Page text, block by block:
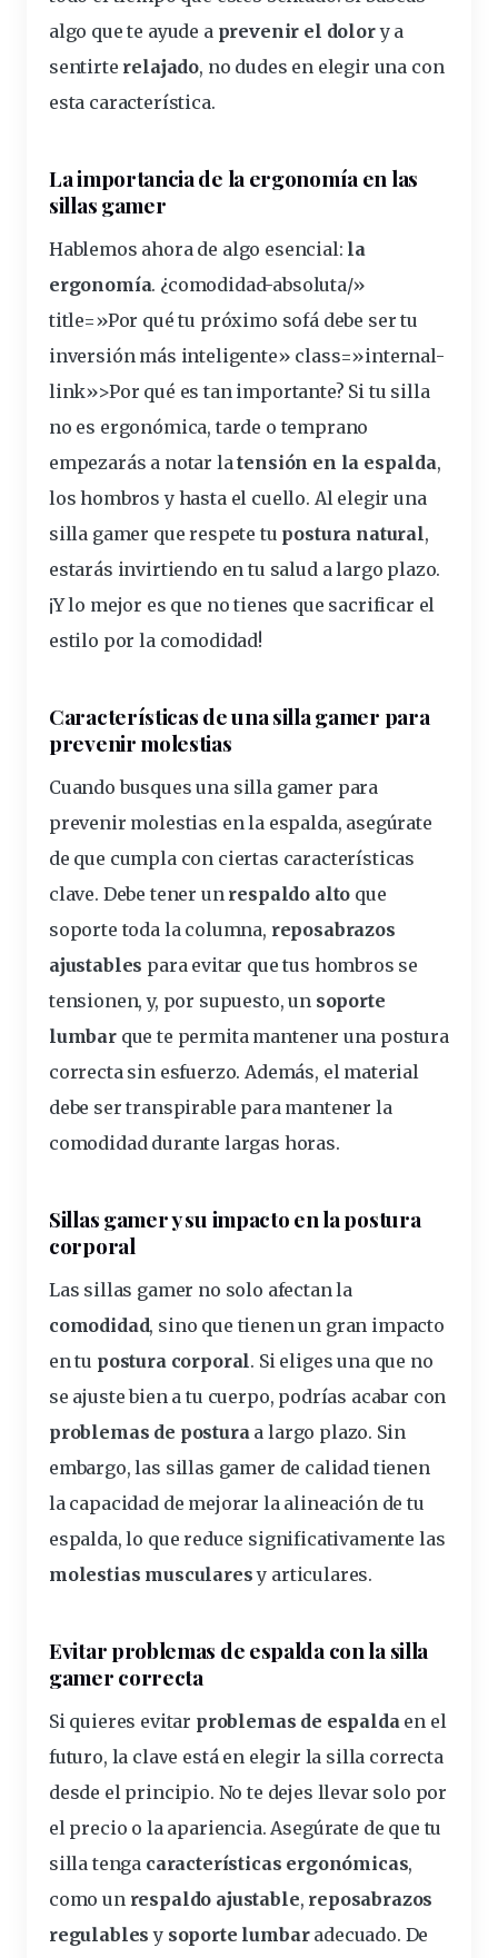
algo que te ayude a prevenir el dolory a
sentirte relajado, no dudes en elegir una con
esta característica.
La importancia de la ergonomía en las
sillas gamer
Hablemos ahora de algo esencial: la
ergonomía. ¿comodidad-absoluta/»
title=»Por qué tu próximo sofá debe ser tu
inversión más inteligente» class=»internal-
link»>Por qué es tan importante? Si tu silla
no es ergonómica, tarde o temprano
empezarás a notar latensión en la espalda,
los hombros y hasta el cuello. Al elegir una
silla gamer que respete tu postura natural,
estarás invirtiendo en tu salud a largo plazo.
¡Y lo mejor es que no tienes que sacrificar el
estilo por la comodidad!
Características de una silla gamer para
prevenir molestias
Cuando busques una silla gamer para
prevenir molestias en la espalda, asegúrate
de que cumpla con ciertas características
clave. Debe tener un respaldo alto que
soporte toda la columna, reposabrazos
ajustables para evitar que tus hombros se
tensionen, y, por supuesto, un soporte
lumbarque te permita mantener una postura
correcta sin esfuerzo. Además, el material
debe ser transpirable para mantener la
comodidad durante largas horas.
Sillas gamer y su impacto en la postura
corporal
Las sillas gamer no solo afectan la
comodidad, sino que tienen un gran impacto
en tu postura corporal. Si eliges una que no
se ajuste bien a tu cuerpo, podrías acabar con
problemas de posturaa largo plazo. Sin
embargo, las sillas gamer de calidad tienen
la capacidad de mejorar la alineación de tu
espalda, lo que reduce significativamente las
molestias muscularesy articulares.
Evitar problemas de espalda con la silla
gamer correcta
Si quieres evitar problemas de espaldaen el
futuro, la clave está en elegir la silla correcta
desde el principio. No te dejes llevar solo por
el precio o la apariencia. Asegúrate de que tu
silla tenga características ergonómicas,
como un respaldo ajustable, reposabrazos
regulables y soporte lumbaradecuado. De